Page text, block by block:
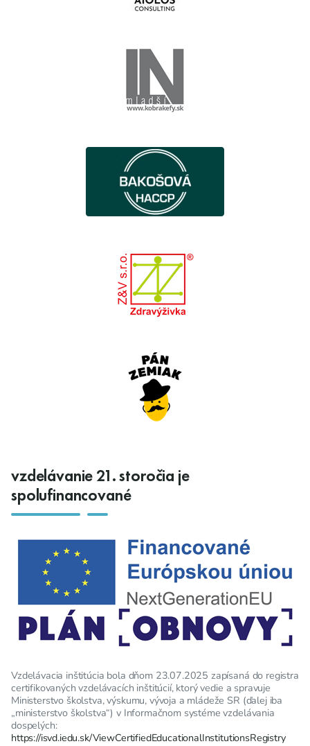
vzdelávanie 21. storočia je
spolufinancované
Vzdelávacia inštitúcia bola dňom 23.07.2025 zapísaná do registra
certifikovaných vzdelávacích inštitúcií, ktorý vedie a spravuje
Ministerstvo školstva, výskumu, vývoja a mládeže SR (ďalej iba
„ministerstvo školstva“) v Informačnom systéme vzdelávania
dospelých:
https://isvd.iedu.sk/ViewCertifiedEducationalInstitutionsRegistry